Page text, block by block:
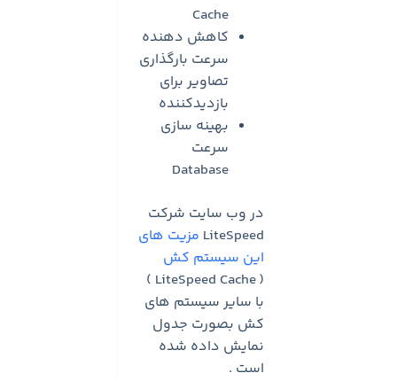
Cache
کاهش دهنده
سرعت بارگذاری
تصاویر برای
بازدیدکننده
بهینه سازی
سرعت
Database
در وب سایت شرکت
LiteSpeed مزیت های
این سیستم کش
( LiteSpeed Cache )
با سایر سیستم های
کش بصورت جدول
نمایش داده شده
است .